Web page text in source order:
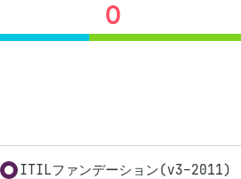
0
ITILファンデーション(v3-2011)